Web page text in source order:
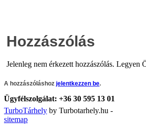
Hozzászólás
Jelenleg nem érkezett hozzászólás. Legyen
A hozzászóláshoz jelentkezzen be.
Ügyfélszolgálat: +36 30 595 13 01
TurboTárhely by Turbotarhely.hu -
sitemap